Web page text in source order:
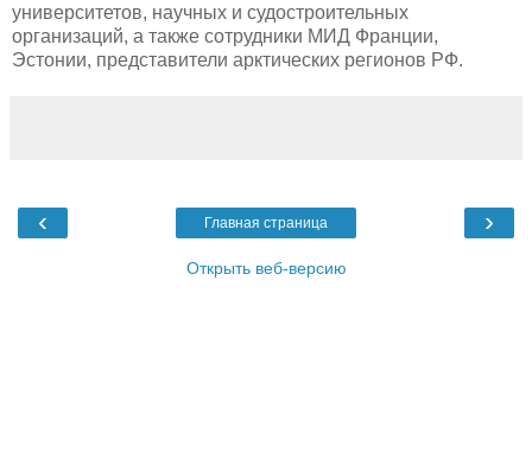
университетов, научных и судостроительных
организаций, а также сотрудники МИД Франции,
Эстонии, представители арктических регионов РФ.
‹ ›
Главная страница
Открыть веб-версию